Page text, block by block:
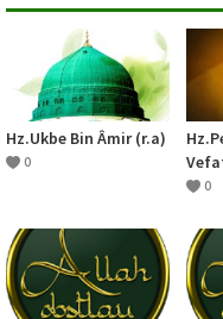
Hz.Ukbe Bin Âmir (r.a)
0
0